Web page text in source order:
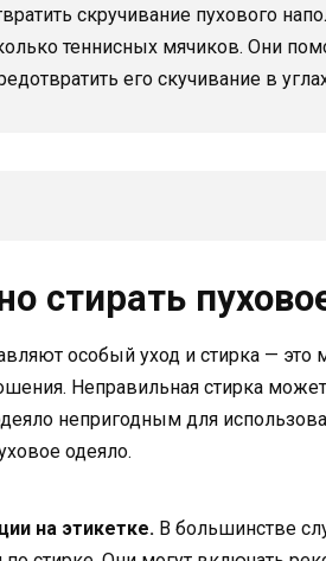
скручивание пухового
теннисных мячиков. Они
его скучивание в
стирать
особый уход и стирка — это
Неправильная стирка
непригодным для
одеяло.
на этикетке. В большинстве